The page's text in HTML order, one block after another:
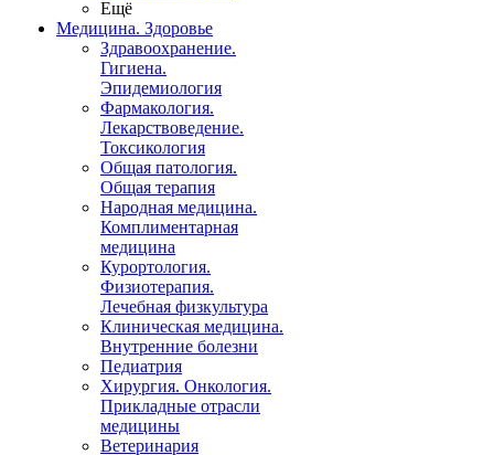
Ещё
Медицина. Здоровье
Здравоохранение.
Гигиена.
Эпидемиология
Фармакология.
Лекарствоведение.
Токсикология
Общая патология.
Общая терапия
Народная медицина.
Комплиментарная
медицина
Курортология.
Физиотерапия.
Лечебная физкультура
Клиническая медицина.
Внутренние болезни
Педиатрия
Хирургия. Онкология.
Прикладные отрасли
медицины
Ветеринария